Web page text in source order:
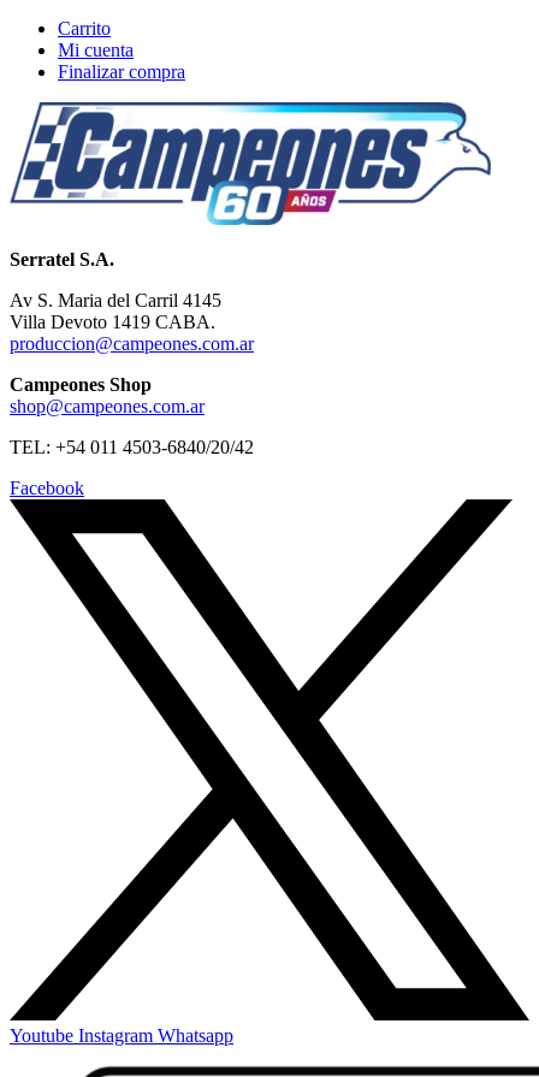
Carrito
Mi cuenta
Finalizar compra
Serratel S.A.
Av S. Maria del Carril 4145
Villa Devoto 1419 CABA.
produccion@campeones.com.ar
Campeones Shop
shop@campeones.com.ar
TEL: +54 011 4503-6840/20/42
Facebook
Youtube Instagram Whatsapp